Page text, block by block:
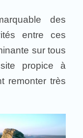
des
entre ces
sur tous
propice à
remonter très